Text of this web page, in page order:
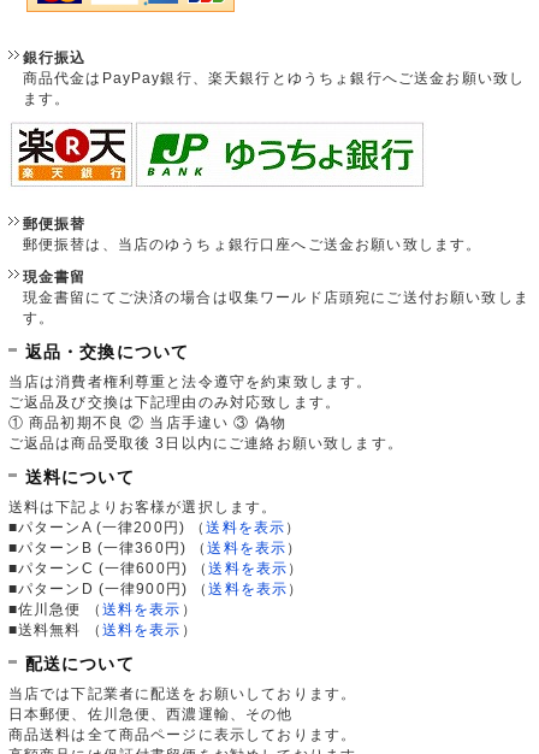
銀行振込
商品代金はPayPay銀行、楽天銀行とゆうちょ銀行へご送金お願い致し
ます。
郵便振替
郵便振替は、当店のゆうちょ銀行口座へご送金お願い致します。
現金書留
現金書留にてご決済の場合は収集ワールド店頭宛にご送付お願い致しま
す。
返品・交換について
当店は消費者権利尊重と法令遵守を約束致します。
ご返品及び交換は下記理由のみ対応致します。
① 商品初期不良 ② 当店手違い ③ 偽物
ご返品は商品受取後 3日以内にご連絡お願い致します。
送料について
送料は下記よりお客様が選択します。
■パターンA (一律200円)
（送料を表示 ）
■パターンB (一律360円)
（送料を表示 ）
■パターンC (一律600円)
（送料を表示 ）
■パターンD (一律900円)
（送料を表示 ）
■佐川急便
（ 送料を表示 ）
■送料無料
（ 送料を表示 ）
配送について
当店では下記業者に配送をお願いしております。
日本郵便、佐川急便、西濃運輸、その他
商品送料は全て商品ページに表示しております。